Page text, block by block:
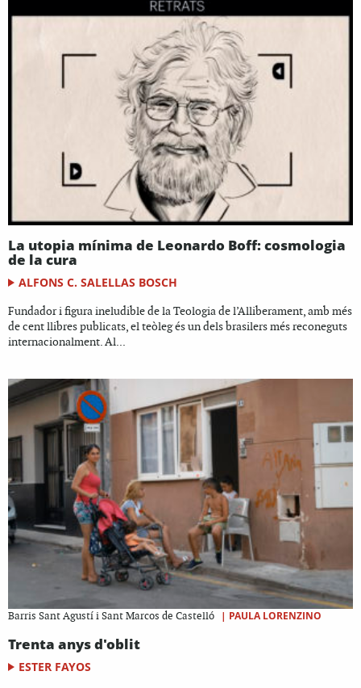
La utopia mínima de Leonardo Boff: cosmologia
de la cura
ALFONS C. SALELLAS BOSCH
Fundador i figura ineludible de la Teologia de l’Alliberament, amb més
de cent llibres publicats, el teòleg és un dels brasilers més reconeguts
internacionalment. Al...
Barris Sant Agustí i Sant Marcos de Castelló | PAULA LORENZINO
Trenta anys d'oblit
ESTER FAYOS